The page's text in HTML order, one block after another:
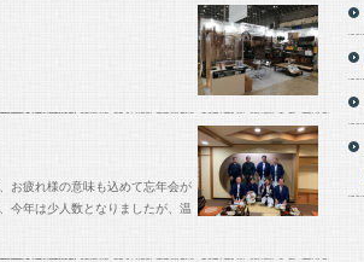
お疲れ様の意味も込めて忘年会が
今年は少人数となりましたが、温